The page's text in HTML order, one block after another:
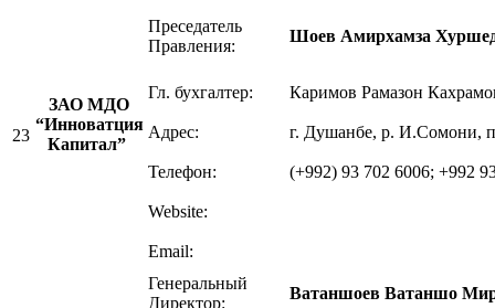
23
ЗАО МДО
“Инноватция
Капитал”
Преседатель
Правления:
Шоев Амирхамза
Гл. бухгалтер: Каримов Рамазон
Адрес: г. Душанбе, р. И.Сомони,
Телефон: (+992) 93 702 6006; +992
Website:
Email:
Генеральный
Директор:
Ватаншоев Ватаншо